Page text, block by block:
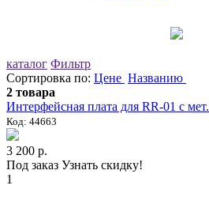
каталог Фильтр
Сортировка по: Цене Названию
2 товара
Интерфейсная плата для RR-01 с
Код: 44663
3 200 р.
Под заказ Узнать скидку!
1